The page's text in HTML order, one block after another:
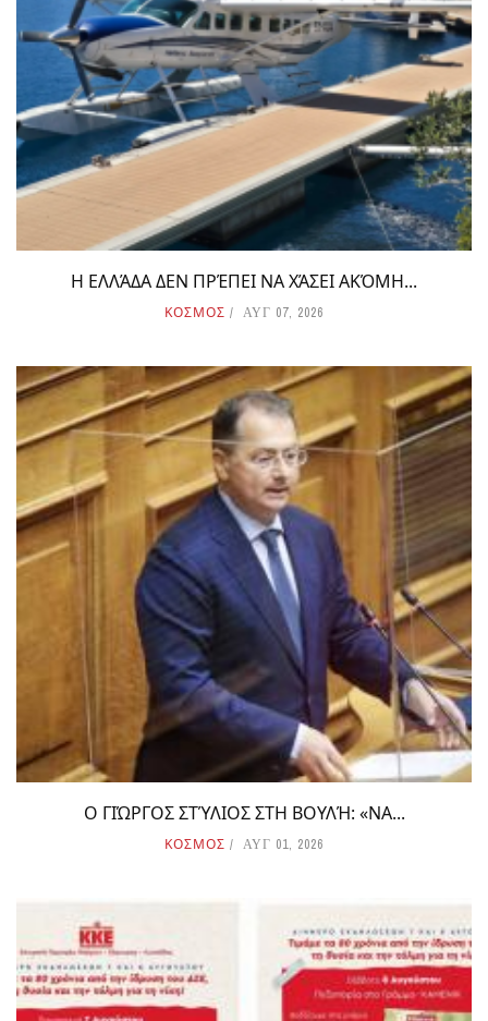
Η ΕΛΛΆΔΑ ΔΕΝ ΠΡΈΠΕΙ ΝΑ ΧΆΣΕΙ ΑΚΌΜΗ...
ΚΟΣΜΟΣ ΑΥΓ 07, 2026
Ο ΓΙΏΡΓΟΣ ΣΤΎΛΙΟΣ ΣΤΗ ΒΟΥΛΉ: «ΝΑ...
ΚΟΣΜΟΣ ΑΥΓ 01, 2026